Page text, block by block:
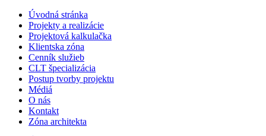
Úvodná stránka
Projekty a realizácie
Projektová kalkulačka
Klientska zóna
Cenník služieb
CLT špecializácia
Postup tvorby projektu
Médiá
O nás
Kontakt
Zóna architekta